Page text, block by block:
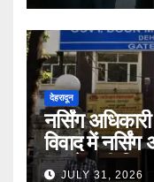
देहरादून
नर्सिंग
विवाद में
सामने,करी
JULY 31, 2026